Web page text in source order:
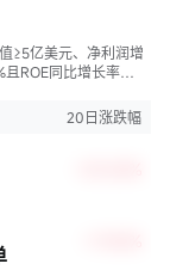
≥5亿美元、净利润增
ROE同比增长率
20日涨跌幅